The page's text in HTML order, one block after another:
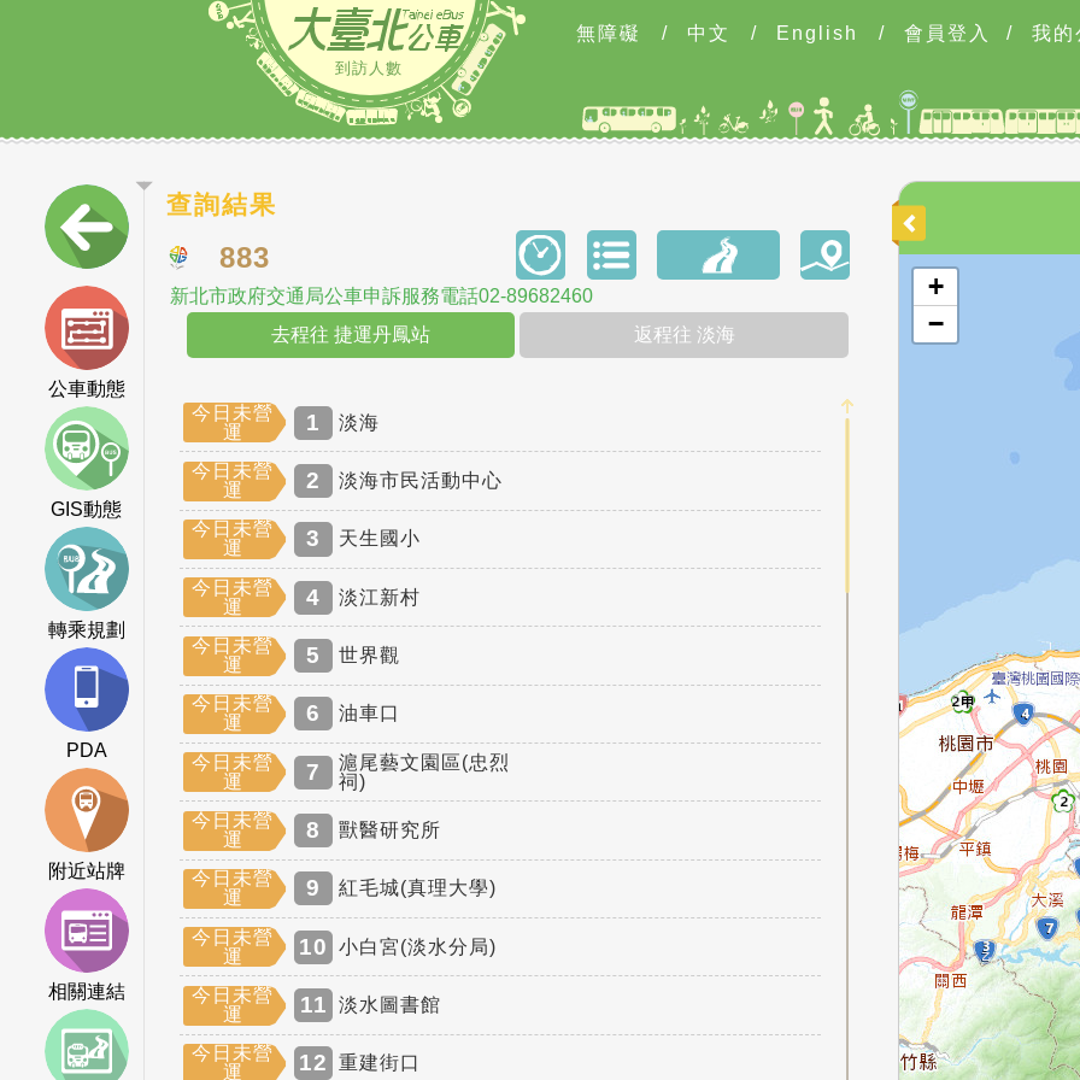
到訪人數
無障礙 / 中文 / English / 會員登入 / 我的
公車動態
GIS動態
轉乘規劃
PDA
附近站牌
相關連結
查詢結果
883
新北市政府交通局公車申訴服務電話02-89682460
去程往 捷運丹鳳站
返程往 淡海
今日未營
運
1 淡海
今日未營
運
2 淡海市民活動中心
今日未營
運
3 天生國小
今日未營
運
4 淡江新村
今日未營
運
5 世界觀
今日未營
運
6 油車口
今日未營
運
7
滬尾藝文園區(忠烈
祠)
今日未營
運
8 獸醫研究所
今日未營
運
9 紅毛城(真理大學)
今日未營
運
10 小白宮(淡水分局)
今日未營
運
11 淡水圖書館
今日未營
運
12 重建街口
開啟地圖
+
−